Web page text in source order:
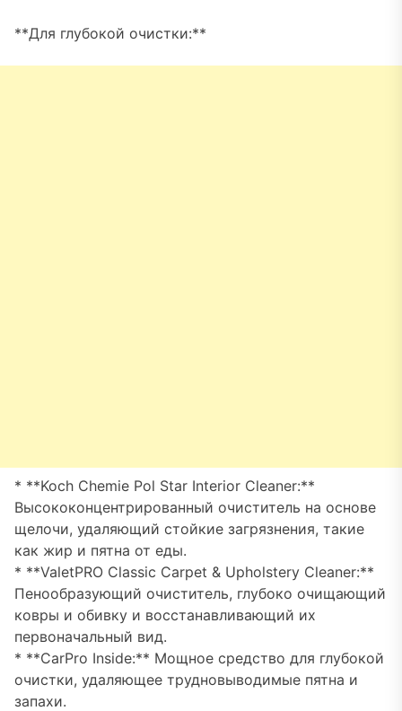
**Для глубокой очистки:**
* **Koch Chemie Pol Star Interior Cleaner:**
Высококонцентрированный очиститель на основе
щелочи, удаляющий стойкие загрязнения, такие
как жир и пятна от еды.
* **ValetPRO Classic Carpet & Upholstery Cleaner:**
Пенообразующий очиститель, глубоко очищающий
ковры и обивку и восстанавливающий их
первоначальный вид.
* **CarPro Inside:** Мощное средство для глубокой
очистки, удаляющее трудновыводимые пятна и
запахи.